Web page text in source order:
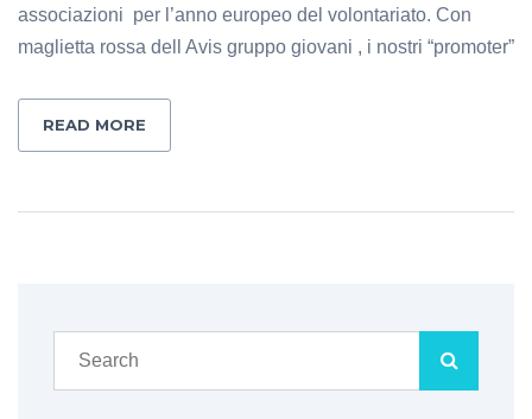
associazioni per l’anno europeo del volontariato. Con
maglietta rossa dell Avis gruppo giovani , i nostri “promoter”
READ MORE